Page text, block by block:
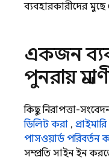
ব্যবহারকারীদের
একজন
পুনরায়
কিছু নিরাপত্তা-
ডিলিট করা ,
পাসওয়ার্ড পরিবর্তন
সম্প্রতি সাইন ইন